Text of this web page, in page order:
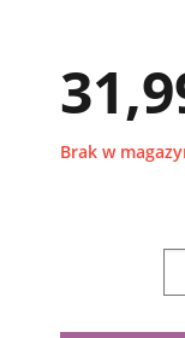
Brak w